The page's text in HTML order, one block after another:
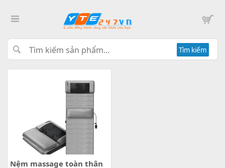
Tìm kiếm
Nệm massage toàn thân